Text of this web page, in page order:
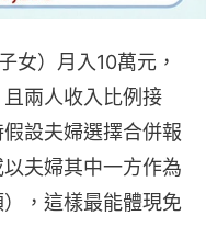
女）月入10萬元，
兩人收入比例接
設夫婦選擇合併報
夫婦其中一方作為
，這樣最能體現免